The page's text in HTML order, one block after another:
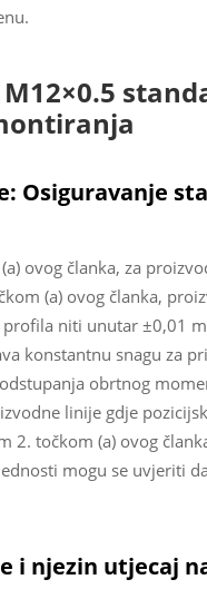
Osiguravanje
ovog članka, za
(a) ovog članka,
niti unutar ±0,01
konstantnu snagu za
obrtnog
linije gdje
2. točkom (a) ovog
mogu se uvjeriti
i njezin utjecaj